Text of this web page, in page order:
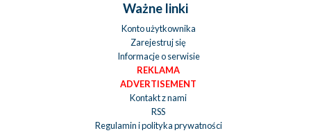
Ważne linki
Konto użytkownika
Zarejestruj się
Informacje o serwisie
REKLAMA
ADVERTISEMENT
Kontakt z nami
RSS
Regulamin i polityka prywatności